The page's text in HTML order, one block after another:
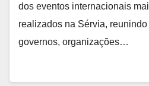
dos eventos internacionais
realizados na Sérvia,
governos, organizações…